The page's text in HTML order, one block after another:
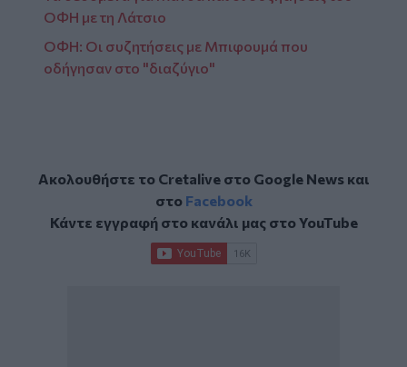
ΟΦΗ με τη Λάτσιο
ΟΦΗ: Οι συζητήσεις με Μπιφουμά που
οδήγησαν στο "διαζύγιο"
Ακολουθήστε το Cretalive στο Google Newsκαι
στο Facebook
Κάντε εγγραφή στο κανάλι μας στοYouTube